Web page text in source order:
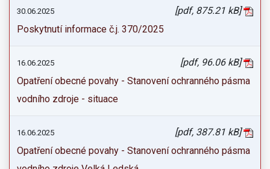
30.06.2025
[pdf, 875.21 kB]
Poskytnutí informace č.j. 370/2025
16.06.2025
[pdf, 96.06 kB]
Opatření obecné povahy - Stanovení ochranného pásma
vodního zdroje - situace
16.06.2025
[pdf, 387.81 kB]
Opatření obecné povahy - Stanovení ochranného pásma